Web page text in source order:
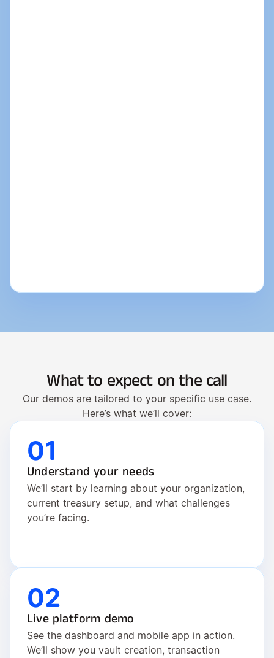
What to expect on the call
Our demos are tailored to your specific use case.
Here’s what we’ll cover:
01
Understand your needs
We’ll start by learning about your organization,
current treasury setup, and what challenges
you’re facing.
02
Live platform demo
See the dashboard and mobile app in action.
We’ll show you vault creation, transaction